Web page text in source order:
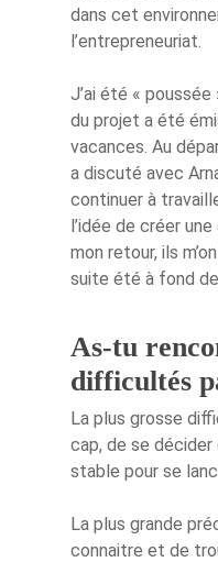
dans cet
l’entrepreneuriat.
J’ai été « poussée
du projet a été
vacances. Au
a discuté avec
continuer à
l’idée de créer
mon retour, ils
suite été à fond
As-tu
difficultés
La plus grosse
cap, de se
stable pour se
La plus grande
connaitre et de